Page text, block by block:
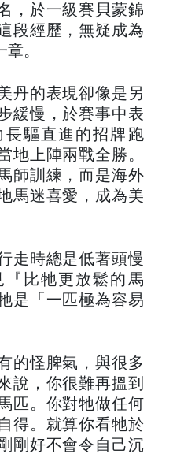
，於一級賽貝蒙錦
段經歷，無疑成為
。
丹的表現卻像是另
緩慢，於賽事中表
驅直進的招牌跑
地上陣兩戰全勝。
師訓練，而是海外
馬迷喜愛，成為美
走時總是低著頭慢
比牠更放鬆的馬
是「一匹極為容易
的怪脾氣，與很多
說，你很難再搵到
匹。你對牠做任何
得。就算你看牠於
剛好不會令自己沉